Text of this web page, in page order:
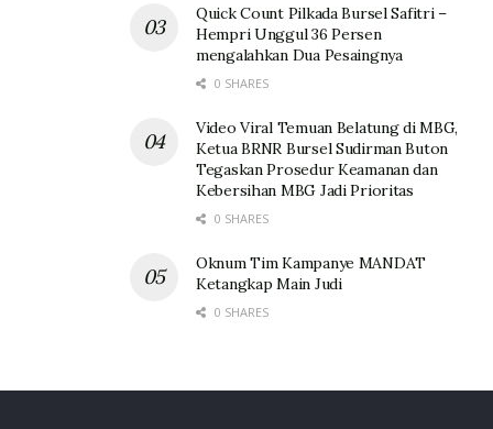
Quick Count Pilkada Bursel Safitri –
Hempri Unggul 36 Persen
mengalahkan Dua Pesaingnya
0 SHARES
Video Viral Temuan Belatung di MBG,
Ketua BRNR Bursel Sudirman Buton
Tegaskan Prosedur Keamanan dan
Kebersihan MBG Jadi Prioritas
0 SHARES
Oknum Tim Kampanye MANDAT
Ketangkap Main Judi
0 SHARES